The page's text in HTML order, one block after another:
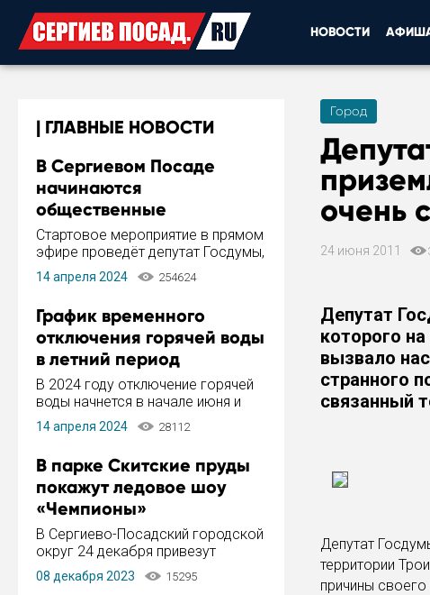
НОВОСТИ
ГЛАВНЫЕ НОВОСТИ
В Сергиевом Посаде
начинаются
общественные
обсуждения Стратегии
развития города
Стартовое мероприятие в прямом
эфире проведёт депутат Госдумы,
инициатор и автор Концепции
развития Сергиева Посада и
Пахомов.
14 апреля 2024 254624
График временного
отключения горячей воды
в летний период
В 2024 году отключение горячей
воды начнется в начале июня и
завершится в конце августа.
Период отключения составит не
14 апреля 2024 28112
В парке Скитские пруды
покажут ледовое шоу
«Чемпионы»
В Сергиево-Посадский городской
округ 24 декабря привезут
ледовый тур «Чемпионы»
заслуженного мастера спорта,
08 декабря 2023 15295
Город
очень
24 июня 2011
Депутат
которого
вызвало
странного
связанный
Депутат
территории
причины